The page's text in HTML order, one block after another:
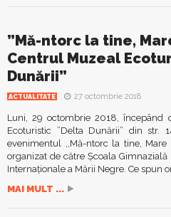
”Mă-ntorc la tine,
Centrul Muzeal
Dunării”
ACTUALITATE 27 octombrie 2018
Luni, 29 octombrie 2018, începând
Ecoturistic ”Delta Dunării” din str.
evenimentul ,,Mă-ntorc la tine, Mare
organizat de către Școala Gimnazială
Internaționale a Mării Negre. Ce spun
MAI MULT ...